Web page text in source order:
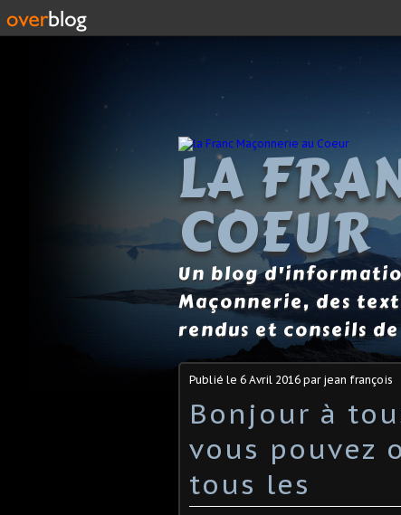
LA
COEUR
Un blog
Maçonnerie, des
rendus et conseils
Publié le 6 Avril 2016 par jean françois
Bonjour à
vous pouvez
tous les